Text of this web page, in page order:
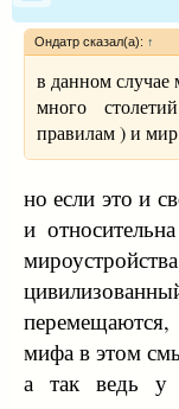
Ондатр сказал(а): ↑
в данном
много
правилам ) и
но если это и
и
мифа в этом
а так ведь у